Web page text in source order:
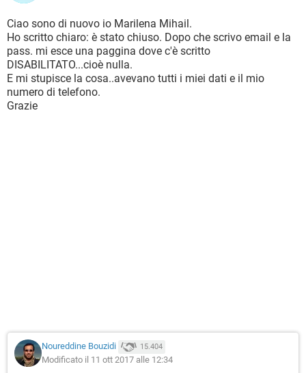
Ciao sono di nuovo io Marilena Mihail.
Ho scritto chiaro: è stato chiuso. Dopo che scrivo email e la
pass. mi esce una paggina dove c'è scritto
DISABILITATO...cioè nulla.
E mi stupisce la cosa..avevano tutti i miei dati e il mio
numero di telefono.
Grazie
Noureddine Bouzidi 15.404
Modificato il 11 ott 2017 alle 12:34